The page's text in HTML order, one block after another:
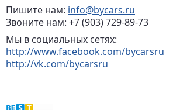
Пишите нам: info@bycars.ru
Звоните нам: +7 (903) 729-89-73
Мы в социальных сетях:
http://www.facebook.com/bycarsru
http://vk.com/bycarsru